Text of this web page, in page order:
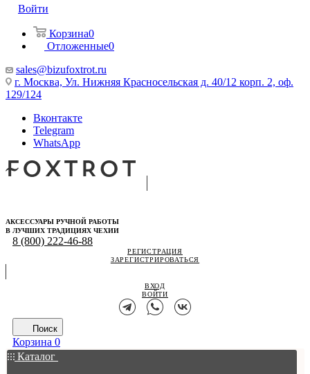
Войти
Корзина0
Отложенные0
sales@bizufoxtrot.ru
г. Москва, Ул. Нижняя Красносельская д. 40/12 корп. 2, оф.
129/124
Вконтакте
Telegram
WhatsApp
АКСЕССУАРЫ РУЧНОЙ РАБОТЫ
В ЛУЧШИХ ТРАДИЦИЯХ ЧЕХИИ
8 (800) 222-46-88
РЕГИСТРАЦИЯ
ЗАРЕГИСТРИРОВАТЬСЯ
ВХОД
ВОЙТИ
Поиск
Корзина 0
Каталог